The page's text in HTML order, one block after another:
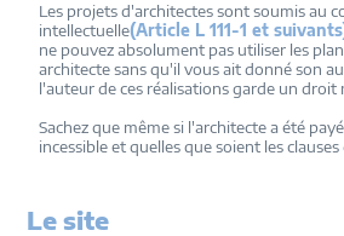
Les projets d'architectes sont soumis au
intellectuelle(Article L 111-1 et
ne pouvez absolument pas utiliser les
architecte sans qu'il vous ait donné son
l'auteur de ces réalisations garde un droit
Sachez que même si l'architecte a été
incessible et quelles que soient les
Le site